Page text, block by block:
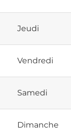
Jeudi
Vendredi
Samedi
Dimanche